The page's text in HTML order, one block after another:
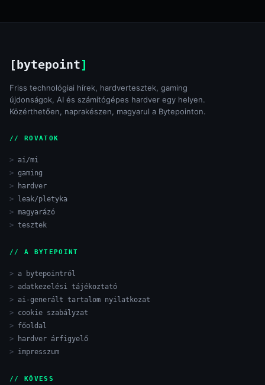
[bytepoint]
Friss technológiai hírek, hardvertesztek, gaming
újdonságok, AI és számítógépes hardver egy helyen.
Közérthetően, naprakészen, magyarul a Bytepointon.
// ROVATOK
ai/mi
gaming
hardver
leak/pletyka
magyarázó
tesztek
// A BYTEPOINT
a bytepointról
adatkezelési tájékoztató
ai-generált tartalom nyilatkozat
cookie szabályzat
főoldal
hardver árfigyelő
impresszum
// KÖVESS